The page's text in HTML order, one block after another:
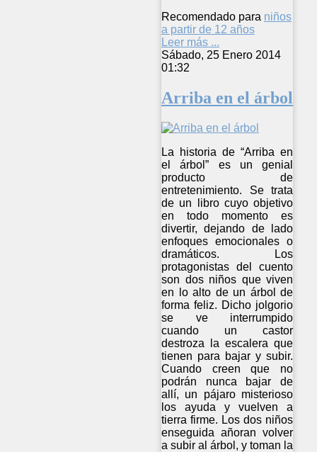
Recomendado para niños
a partir de 12 años
Leer más ...
Sábado, 25 Enero 2014
01:32
Arriba en el árbol
La historia de “Arriba en
el árbol” es un genial
producto de
entretenimiento. Se trata
de un libro cuyo objetivo
en todo momento es
divertir, dejando de lado
enfoques emocionales o
dramáticos. Los
protagonistas del cuento
son dos niños que viven
en lo alto de un árbol de
forma feliz. Dicho jolgorio
se ve interrumpido
cuando un castor
destroza la escalera que
tienen para bajar y subir.
Cuando creen que no
podrán nunca bajar de
allí, un pájaro misterioso
los ayuda y vuelven a
tierra firme. Los dos niños
enseguida añoran volver
a subir al árbol, y toman la